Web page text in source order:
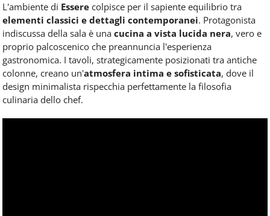
L'ambiente di Essere colpisce per il sapiente equilibrio tra
elementi classici e dettagli contemporanei. Protagonista
indiscussa della sala è una cucina a vista lucida nera, vero e
proprio palcoscenico che preannuncia l'esperienza
gastronomica. I tavoli, strategicamente posizionati tra antiche
colonne, creano un'atmosfera intima e sofisticata, dove il
design minimalista rispecchia perfettamente la filosofia
culinaria dello chef.